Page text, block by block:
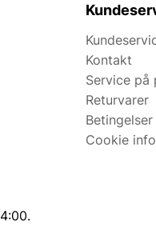
Kontakt
Service på
Returvarer
Cookie info